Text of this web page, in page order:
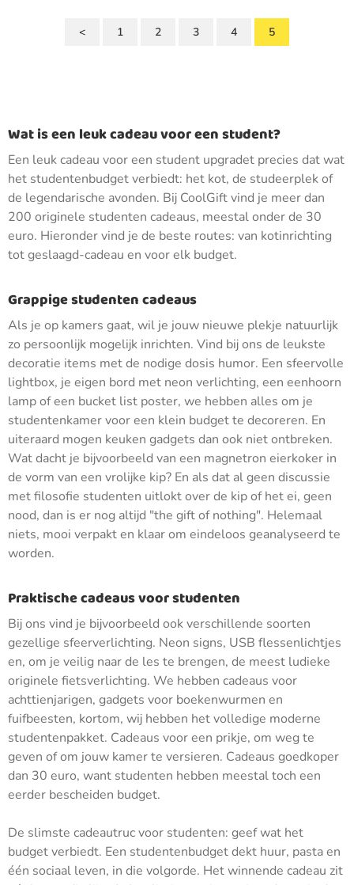
< 1 2 3 4 5
Wat is een leuk cadeau voor een student?
Een leuk cadeau voor een student upgradet precies dat wat
het studentenbudget verbiedt: het kot, de studeerplek of
de legendarische avonden. Bij CoolGift vind je meer dan
200 originele studenten cadeaus, meestal onder de 30
euro. Hieronder vind je de beste routes: van kotinrichting
tot geslaagd-cadeau en voor elk budget.
Grappige studenten cadeaus
Als je op kamers gaat, wil je jouw nieuwe plekje natuurlijk
zo persoonlijk mogelijk inrichten. Vind bij ons de leukste
decoratie items met de nodige dosis humor. Een sfeervolle
lightbox, je eigen bord met neon verlichting, een eenhoorn
lamp of een bucket list poster, we hebben alles om je
studentenkamer voor een klein budget te decoreren. En
uiteraard mogen keuken gadgets dan ook niet ontbreken.
Wat dacht je bijvoorbeeld van een magnetron eierkoker in
de vorm van een vrolijke kip? En als dat al geen discussie
met filosofie studenten uitlokt over de kip of het ei, geen
nood, dan is er nog altijd "the gift of nothing". Helemaal
niets, mooi verpakt en klaar om eindeloos geanalyseerd te
worden.
Praktische cadeaus voor studenten
Bij ons vind je bijvoorbeeld ook verschillende soorten
gezellige sfeerverlichting. Neon signs, USB flessenlichtjes
en, om je veilig naar de les te brengen, de meest ludieke
originele fietsverlichting. We hebben cadeaus voor
achttienjarigen, gadgets voor boekenwurmen en
fuifbeesten, kortom, wij hebben het volledige moderne
studentenpakket. Cadeaus voor een prikje, om weg te
geven of om jouw kamer te versieren. Cadeaus goedkoper
dan 30 euro, want studenten hebben meestal toch een
eerder bescheiden budget.
De slimste cadeautruc voor studenten: geef wat het
budget verbiedt. Een studentenbudget dekt huur, pasta en
één sociaal leven, in die volgorde. Het winnende cadeau zit